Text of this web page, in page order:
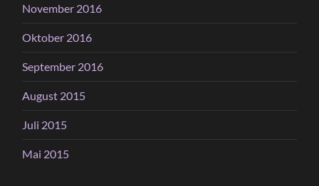
November 2016
Oktober 2016
September 2016
August 2015
Juli 2015
Mai 2015